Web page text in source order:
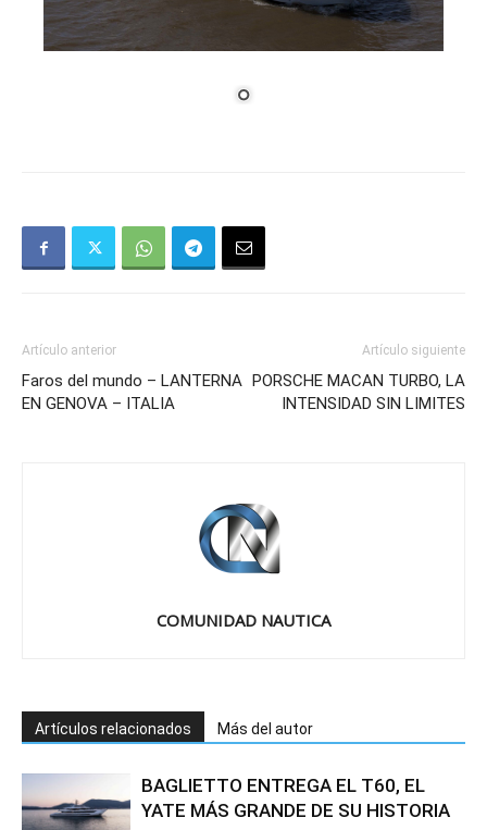
Artículo anterior
Faros del mundo – LANTERNA
EN GENOVA – ITALIA
Artículo siguiente
PORSCHE MACAN TURBO, LA
INTENSIDAD SIN LIMITES
COMUNIDAD NAUTICA
Artículos relacionados Más del autor
BAGLIETTO ENTREGA EL T60, EL
YATE MÁS GRANDE DE SU HISTORIA